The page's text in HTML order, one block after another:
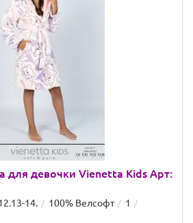
для девочки Vienetta Kids Арт:
14. 100% Велсофт
1